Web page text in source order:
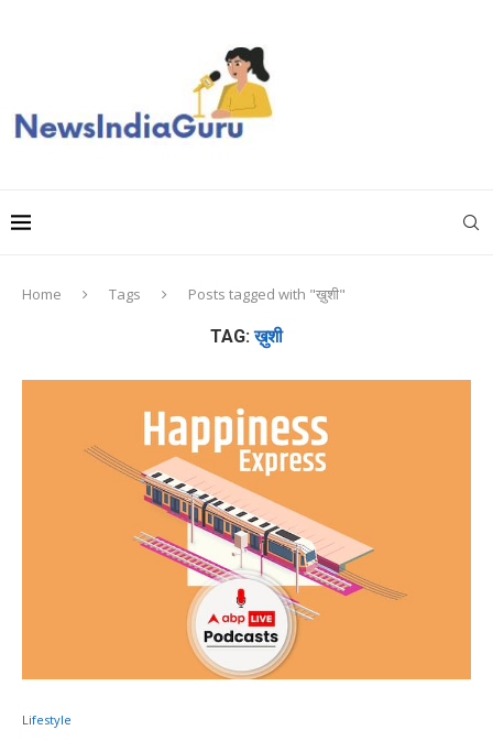
Home Tags Posts tagged with "ख़ुशी"
TAG:ख़ुशी
Lifestyle